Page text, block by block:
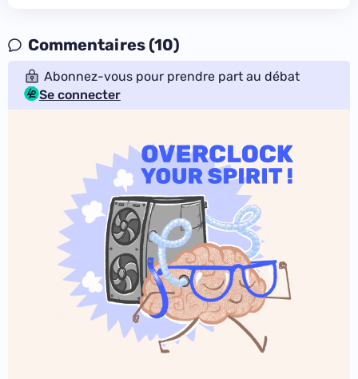
Commentaires (10)
Abonnez-vous pour prendre part au débat
Se connecter